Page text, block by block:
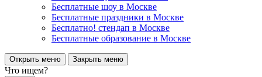
Бесплатные шоу в Москве
Бесплатные праздники в Москве
Бесплатно! стендап в Москве
Бесплатные образование в Москве
Открыть меню Закрыть меню
Что ищем?